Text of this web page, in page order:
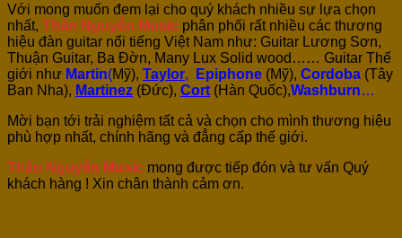
Với mong muốn đem lại cho quý khách nhiều sự lựa chọn
nhất, Thân Nguyễn Music phân phối rất nhiều các thương
hiệu đàn guitar nổi tiếng Việt Nam như: Guitar Lương Sơn,
Thuận Guitar, Ba Đờn, Many Lux Solid wood…… Guitar Thế
giới như Martin(Mỹ), Taylor, Epiphone (Mỹ), Cordoba (Tây
Ban Nha), Martinez (Đức), Cort (Hàn Quốc),Washburn…
Mời bạn tới trải nghiệm tất cả và chọn cho mình thương hiệu
phù hợp nhất, chính hãng và đẳng cấp thế giới.
Thân Nguyễn Music mong được tiếp đón và tư vấn Quý
khách hàng ! Xin chân thành cảm ơn.